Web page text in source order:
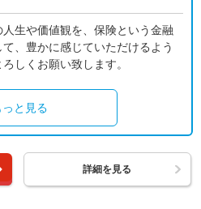
生や価値観を、保険という金融
、豊かに感じていただけるよう
しくお願い致します。
っと見る
詳細を見る